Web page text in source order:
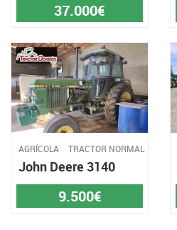
37.000€
AGRÍCOLA TRACTOR NORMAL
John Deere 3140
9.500€